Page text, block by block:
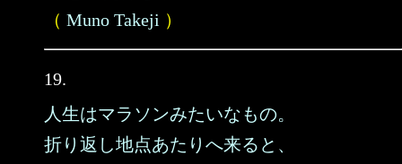
（ Muno Takeji ）
19.
人生はマラソンみたいなもの。
折り返し地点あたりへ来ると、